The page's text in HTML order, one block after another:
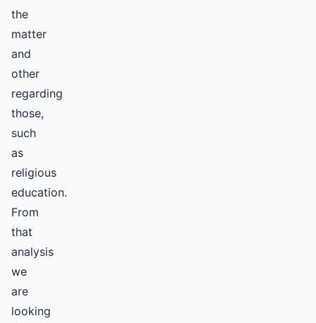
the
matter
and
other
regarding
those,
such
as
religious
education.
From
that
analysis
we
are
looking